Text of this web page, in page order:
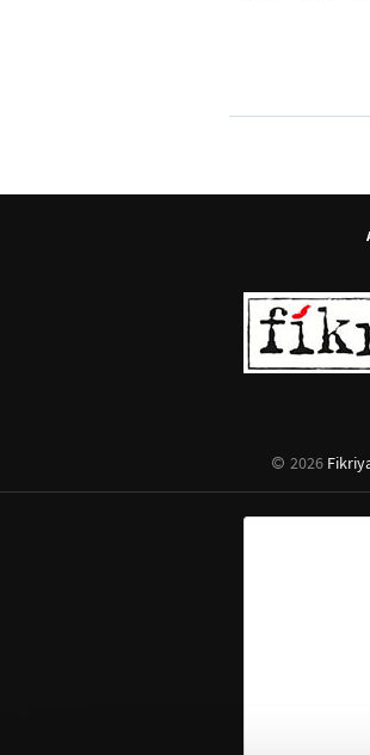
2026